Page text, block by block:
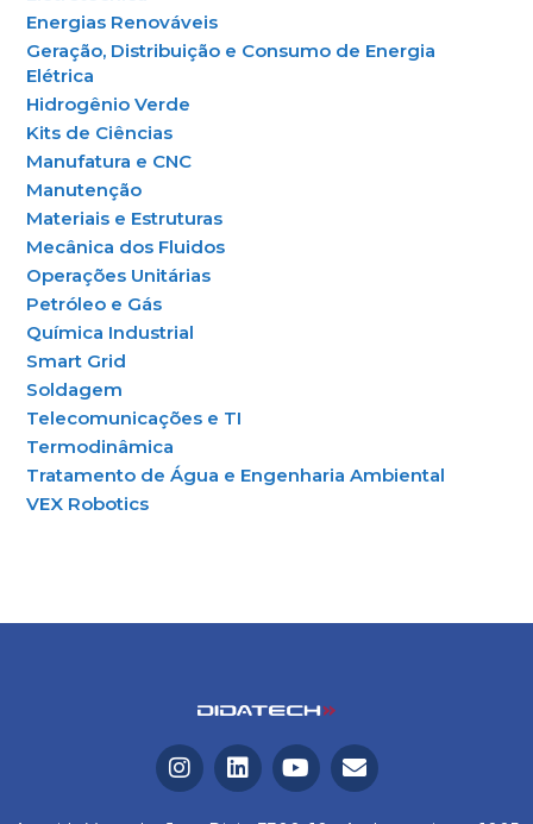
Energias Renováveis
Geração, Distribuição e Consumo de Energia
Elétrica
Hidrogênio Verde
Kits de Ciências
Manufatura e CNC
Manutenção
Materiais e Estruturas
Mecânica dos Fluidos
Operações Unitárias
Petróleo e Gás
Química Industrial
Smart Grid
Soldagem
Telecomunicações e TI
Termodinâmica
Tratamento de Água e Engenharia Ambiental
VEX Robotics